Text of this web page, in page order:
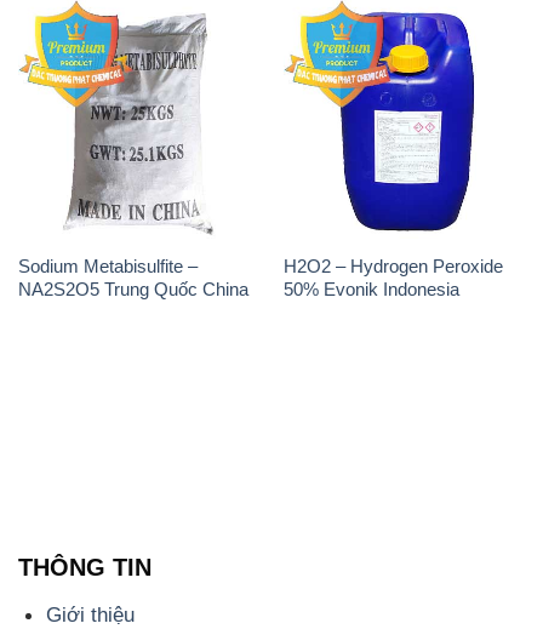
Sodium Metabisulfite –
NA2S2O5 Trung Quốc China
H2O2 – Hydrogen Peroxide
50% Evonik Indonesia
THÔNG TIN
Giới thiệu